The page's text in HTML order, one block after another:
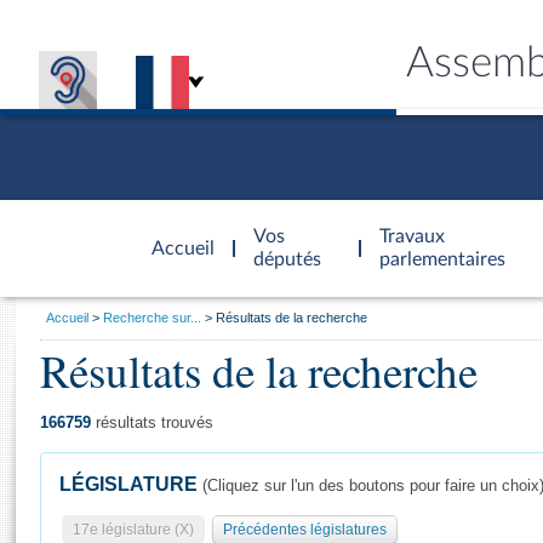
Accueil
d'accueil
Vos
députés
Travaux
parlementaires
Général
Vous
Accueil Recherche sur... Résultats de la recherche
Résultats de la recherche
166759 résultats trouvés
LÉGISLATURE (Cliquez sur l'un des boutons pour faire un choix)
17e législature (X) Précédentes législatures